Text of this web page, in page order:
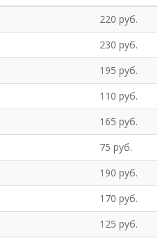
220 руб.
230 руб.
195 руб.
110 руб.
165 руб.
75 руб.
190 руб.
170 руб.
125 руб.